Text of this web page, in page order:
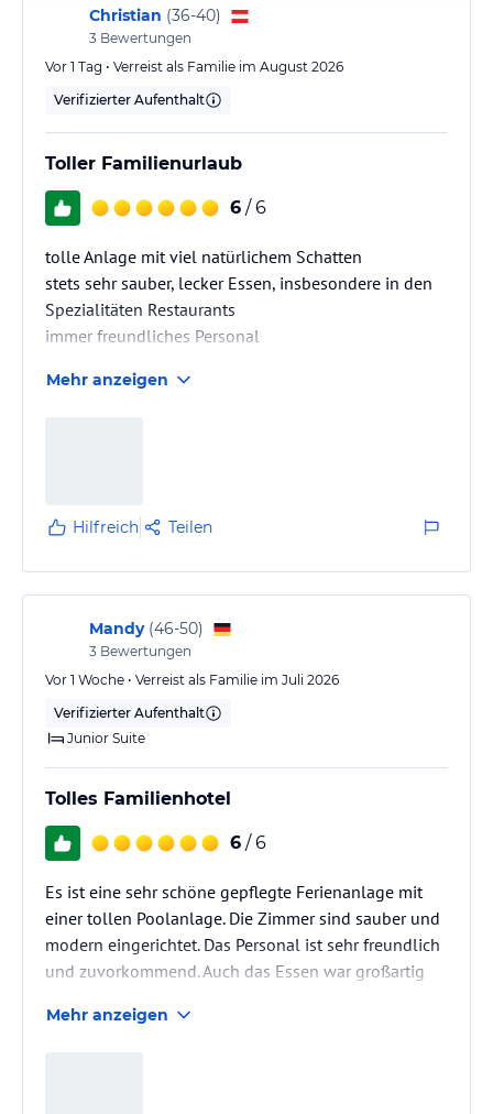
Christian (36-40)
3 Bewertungen
Vor 1 Tag • Verreist als Familie im August 2026
Verifizierter Aufenthalt
Toller Familienurlaub
6 / 6
tolle Anlage mit viel natürlichem Schatten
stets sehr sauber, lecker Essen, insbesondere in den
Spezialitäten Restaurants
immer freundliches Personal
Mehr anzeigen
Hilfreich Teilen
Mandy (46-50)
3 Bewertungen
Vor 1 Woche • Verreist als Familie im Juli 2026
Verifizierter Aufenthalt
Junior Suite
Tolles Familienhotel
6 / 6
Es ist eine sehr schöne gepflegte Ferienanlage mit
einer tollen Poolanlage. Die Zimmer sind sauber und
modern eingerichtet. Das Personal ist sehr freundlich
und zuvorkommend. Auch das Essen war großartig
Mehr anzeigen